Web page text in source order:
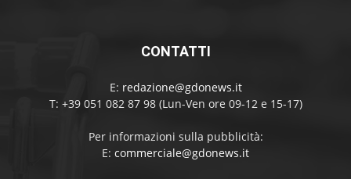
CONTATTI
E: redazione@gdonews.it
T: +39 051 082 87 98 (Lun-Ven ore 09-12 e 15-17)
Per informazioni sulla pubblicità:
E: commerciale@gdonews.it